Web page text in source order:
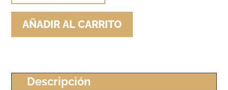
2
CLAVOS
PLATA
AÑADIR AL CARRITO
Descripción